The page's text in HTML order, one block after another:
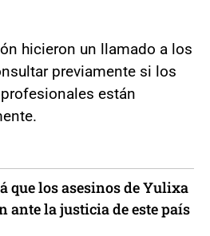
hicieron un llamado a los
previamente si los
están
que los asesinos de Yulixa
ante la justicia de este país